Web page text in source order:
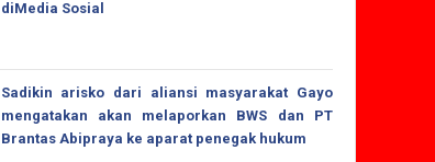
diMedia Sosial
Sadikin arisko dari aliansi masyarakat Gayo
mengatakan akan melaporkan BWS dan PT
Brantas Abipraya ke aparat penegak hukum